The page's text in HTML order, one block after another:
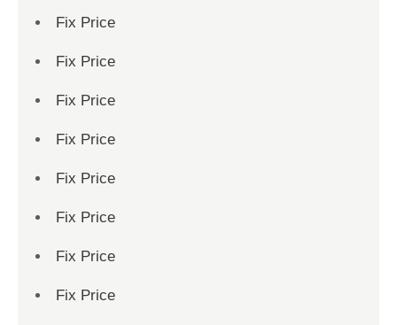
Fix Price
Fix Price
Fix Price
Fix Price
Fix Price
Fix Price
Fix Price
Fix Price